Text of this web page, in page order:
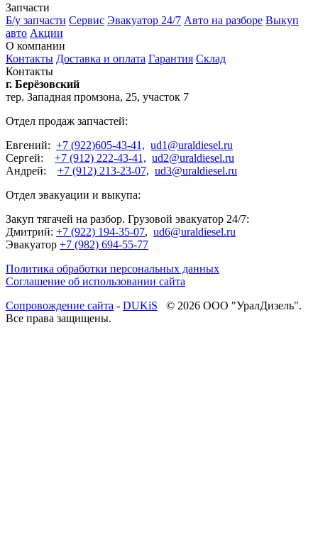
Запчасти
Б/у запчасти Сервис Эвакуатор 24/7 Авто на разборе Выкуп
авто Акции
О компании
Контакты Доставка и оплата Гарантия Склад
Контакты
г. Берёзовский
тер. Западная промзона, 25, участок 7
Отдел продаж запчастей:
Евгений: +7 (922)605-43-41, ud1@uraldiesel.ru
Сергей: +7 (912) 222-43-41, ud2@uraldiesel.ru
Андрей: +7 (912) 213-23-07, ud3@uraldiesel.ru
Отдел эвакуации и выкупа:
Закуп тягачей на разбор. Грузовой эвакуатор 24/7:
Дмитрий: +7 (922) 194-35-07, ud6@uraldiesel.ru
Эвакуатор +7 (982) 694-55-77
Политика обработки персональных данных
Соглашение об использовании сайта
Cопровождение сайта - DUKiS © 2026 ООО "УралДизель".
Все права защищены.